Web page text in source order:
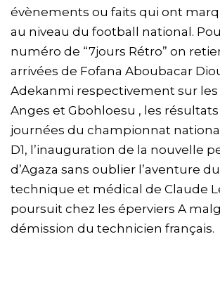
évènements ou faits qui ont
au niveau du football national.
numéro de “7jours Rétro” on
arrivées de Fofana Aboubacar
Adekanmi respectivement sur les
Anges et Gbohloesu , les
journées du championnat
D1, l’inauguration de la nouvelle
d’Agaza sans oublier l’aventure
technique et médical de Claude
poursuit chez les éperviers A
démission du technicien français.